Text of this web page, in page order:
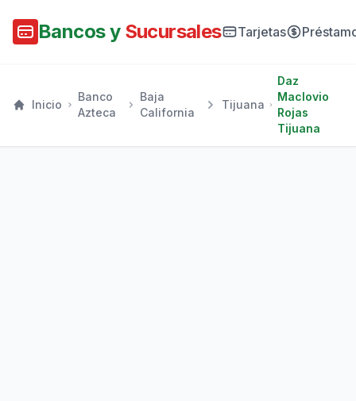
Bancos y Sucursales Tarjetas
Inicio
Banco
Azteca
Baja
California
Tijuana
Daz
Maclovio
Rojas
Tijuana